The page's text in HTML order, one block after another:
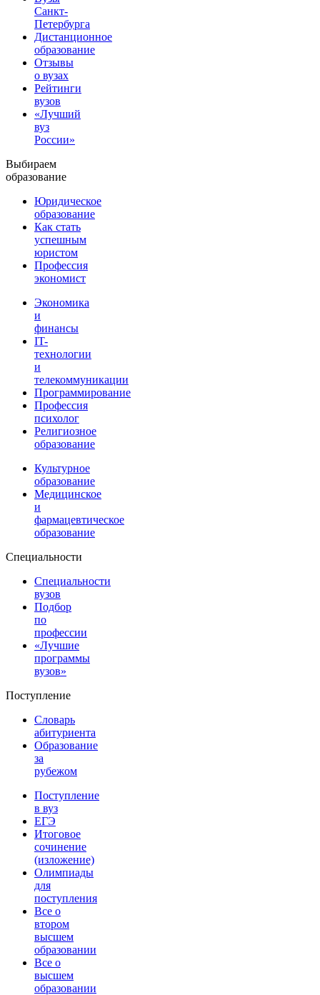
Санкт-
Петербурга
Дистанционное
образование
Отзывы
о вузах
Рейтинги
вузов
«Лучший
вуз
России»
Выбираем
образование
Юридическое
образование
Как стать
успешным
юристом
Профессия
экономист
Экономика
и
финансы
IT-
технологии
и
телекоммуникации
Программирование
Профессия
психолог
Религиозное
образование
Культурное
образование
Медицинское
и
фармацевтическое
образование
Специальности
Специальности
вузов
Подбор
по
профессии
«Лучшие
программы
вузов»
Поступление
Словарь
абитуриента
Образование
за
рубежом
Поступление
в вуз
ЕГЭ
Итоговое
сочинение
(изложение)
Олимпиады
для
поступления
Все о
втором
высшем
образовании
Все о
высшем
образовании